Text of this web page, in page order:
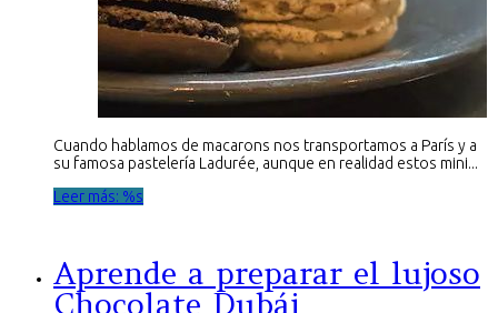
Cuando hablamos de macarons nos transportamos a París y a
su famosa pastelería Ladurée, aunque en realidad estos mini...
Leer más: %s
Aprende a preparar el lujoso
Chocolate Dubái